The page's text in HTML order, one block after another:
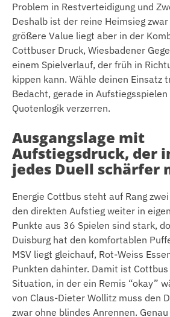
Problem in Restverteidigung und
Deshalb ist der reine Heimsieg
größere Value liegt aber in der
Cottbuser Druck, Wiesbadener
einem Spielverlauf, der früh in
kippen kann. Wähle deinen Einsatz
Bedacht, gerade in
Quotenlogik verzerren.
Ausgangslage mit
Aufstiegsdruck, der
jedes Duell schärfer
Energie Cottbus steht auf Rang
den direkten Aufstieg weiter in
Punkte aus 36 Spielen sind stark,
Duisburg hat den komfortablen
MSV liegt gleichauf, Rot-Weiss
Punkten dahinter. Damit ist
Situation, in der ein Remis “okay”
von Claus-Dieter Wollitz muss den
zwar ohne blindes Anrennen.